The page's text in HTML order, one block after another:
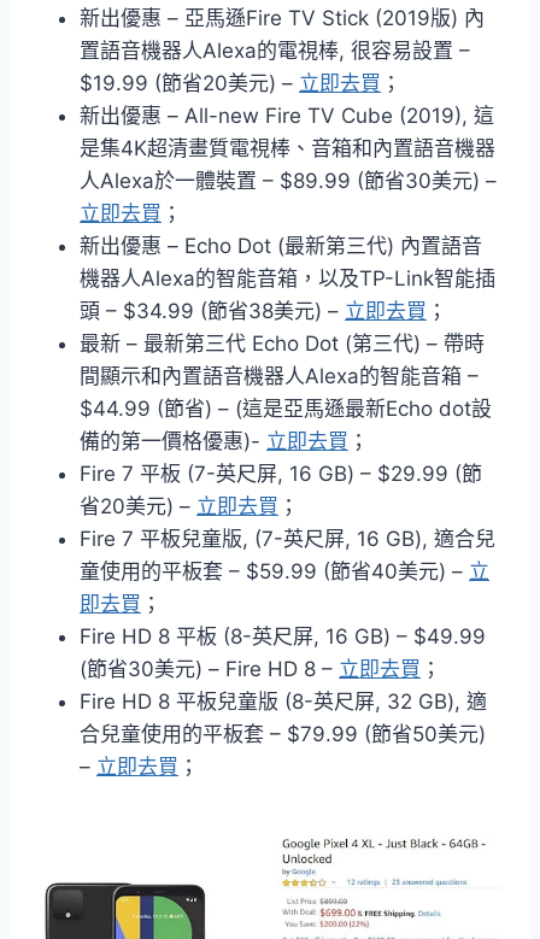
新出優惠 – 亞馬遜Fire TV Stick (2019版) 內
置語音機器人Alexa的電視棒, 很容易設置 –
$19.99 (節省20美元) – 立即去買 ；
新出優惠 – All-new Fire TV Cube (2019), 這
是集4K超清畫質電視棒、音箱和內置語音機器
人Alexa於一體裝置 – $89.99 (節省30美元) –
立即去買 ；
新出優惠 – Echo Dot (最新第三代) 內置語音
機器人Alexa的智能音箱，以及TP-Link智能插
頭 – $34.99 (節省38美元) – 立即去買 ；
最新 – 最新第三代 Echo Dot (第三代) – 帶時
間顯示和內置語音機器人Alexa的智能音箱 –
$44.99 (節省) – (這是亞馬遜最新Echo dot設
備的第一價格優惠)- 立即去買 ；
Fire 7 平板 (7-英尺屏, 16 GB) – $29.99 (節
省20美元) – 立即去買 ；
Fire 7 平板兒童版, (7-英尺屏, 16 GB), 適合兒
童使用的平板套 – $59.99 (節省40美元) – 立
即去買 ；
Fire HD 8 平板 (8-英尺屏, 16 GB) – $49.99
(節省30美元) – Fire HD 8 – 立即去買 ；
Fire HD 8 平板兒童版 (8-英尺屏, 32 GB), 適
合兒童使用的平板套 – $79.99 (節省50美元)
– 立即去買 ；